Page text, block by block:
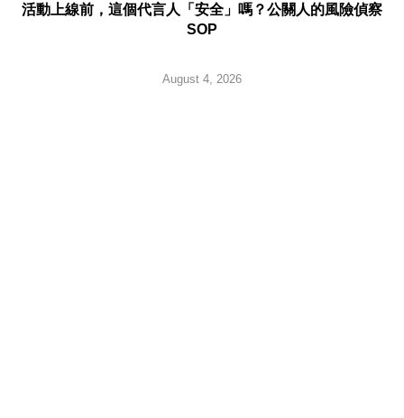
活動上線前，這個代言人「安全」嗎？公關人的風險偵察
SOP
August 4, 2026